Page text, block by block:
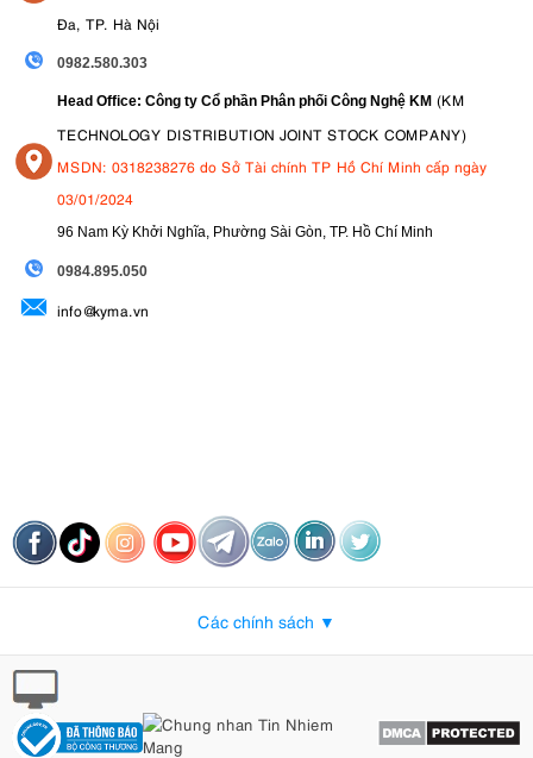
Đa, TP. Hà Nội
0982.580.303
Head Office: Công ty Cổ phần Phân phối Công Nghệ KM (KM
TECHNOLOGY DISTRIBUTION JOINT STOCK COMPANY)
MSDN: 0318238276 do Sở Tài chính TP Hồ Chí Minh cấp ngày
03/01/2024
96 Nam Kỳ Khởi Nghĩa, Phường Sài Gòn, TP. Hồ Chí Minh
0984.895.050
info@kyma.vn
Các chính sách ▼